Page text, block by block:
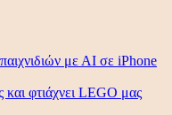
με ΑΙ σε iPhone
φτιάχνει LEGO μας